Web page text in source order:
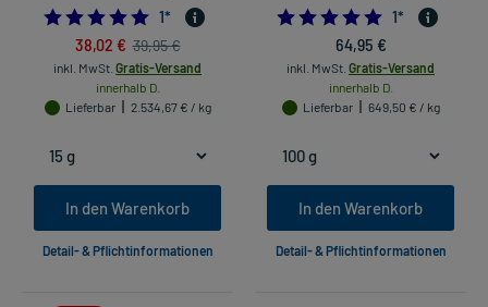
5.0
1*
38,02 € 39,95 €
inkl. MwSt. Gratis-Versand
innerhalb D.
Lieferbar
2.534,67 € / kg
In den Warenkorb
Detail- & Pflichtinformationen
5.0
1*
64,95 €
inkl. MwSt. Gratis-Versand
innerhalb D.
Lieferbar
649,50 € / kg
In den Warenkorb
Detail- & Pflichtinformationen